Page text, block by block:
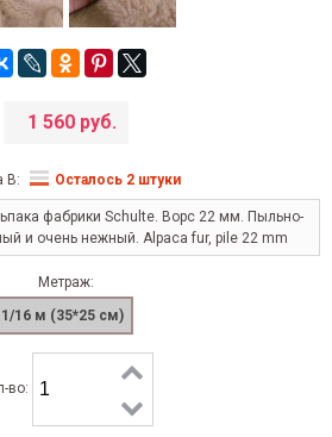
1 560 руб.
В: Осталось 2 штуки
фабрики Schulte. Ворс 22 мм. Пыльно-
и очень нежный. Alpaca fur, pile 22 mm
Метраж:
1/16 м (35*25 см)
во: